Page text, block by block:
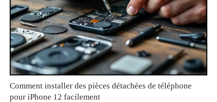
Comment installer des pièces détachées de téléphone
pour iPhone 12 facilement